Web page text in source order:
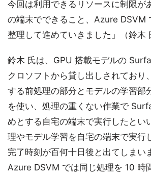
今回は利用できるリソースに制限が
の端末でできること、Azure DSVM
整理して進めていきました」（鈴木
鈴木 氏は、GPU 搭載モデルの
クロソフトから貸し出しされており
する前処理の部分とモデルの学習部
を使い、処理の重くない作業で
めとする自宅の端末で実行したとい
理やモデル学習を自宅の端末で実行
完了時刻が百何十日後と出てしまい
Azure DSVM では同じ処理を 10 時